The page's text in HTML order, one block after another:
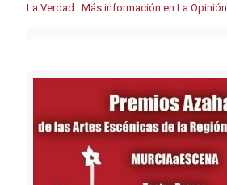
La Verdad
Más información en La Opinión